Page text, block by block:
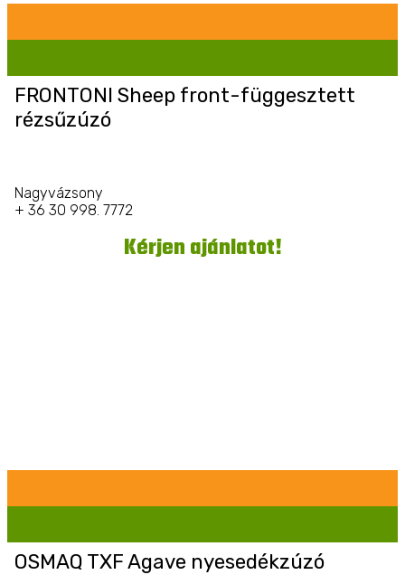
FRONTONI Sheep front-függesztett
rézsűzúzó
Nagyvázsony
+ 36 30 998. 7772
Kérjen ajánlatot!
OSMAQ TXF Agave nyesedékzúzó